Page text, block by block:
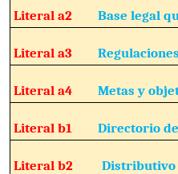
Literal a2Base legal
Literal a3
Literal a4Metas y
Literal b1Directorio
Literal b2Distributivo